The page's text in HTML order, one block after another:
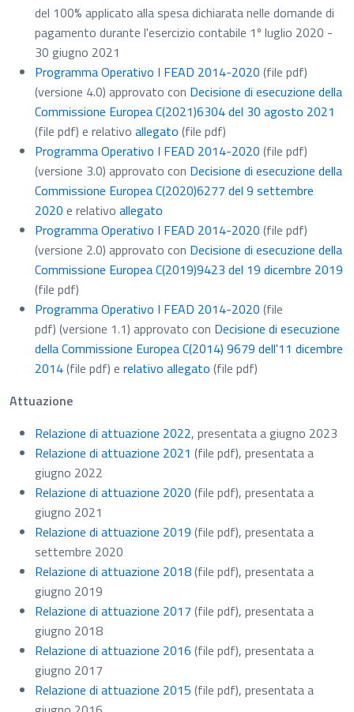
del 100% applicato alla spesa dichiarata nelle domande di
pagamento durante l'esercizio contabile 1º luglio 2020 -
30 giugno 2021
Programma Operativo I FEAD 2014-2020 (file pdf)
(versione 4.0) approvato con Decisione di esecuzione della
Commissione Europea C(2021)6304 del 30 agosto 2021
(file pdf) e relativo allegato (file pdf)
Programma Operativo I FEAD 2014-2020 (file pdf)
(versione 3.0) approvato con Decisione di esecuzione della
Commissione Europea C(2020)6277 del 9 settembre
2020 e relativo allegato
Programma Operativo I FEAD 2014-2020 (file pdf)
(versione 2.0) approvato con Decisione di esecuzione della
Commissione Europea C(2019)9423 del 19 dicembre 2019
(file pdf)
Programma Operativo I FEAD 2014-2020 (file
pdf) (versione 1.1) approvato con Decisione di esecuzione
della Commissione Europea C(2014) 9679 dell'11 dicembre
2014(file pdf) e relativo allegato (file pdf)
Attuazione
Relazione di attuazione 2022, presentata a giugno 2023
Relazione di attuazione 2021 (file pdf), presentata a
giugno 2022
Relazione di attuazione 2020 (file pdf), presentata a
giugno 2021
Relazione di attuazione 2019 (file pdf), presentata a
settembre 2020
Relazione di attuazione 2018(file pdf), presentata a
giugno 2019
Relazione di attuazione 2017 (file pdf), presentata a
giugno 2018
Relazione di attuazione 2016 (file pdf), presentata a
giugno 2017
Relazione di attuazione 2015 (file pdf), presentata a